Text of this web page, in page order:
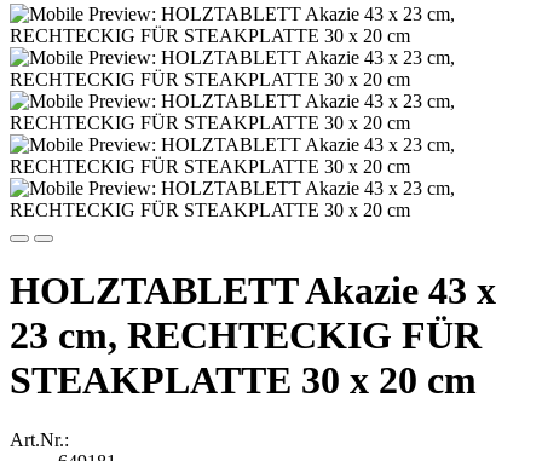
HOLZTABLETT Akazie 43 x
23 cm, RECHTECKIG FÜR
STEAKPLATTE 30 x 20 cm
Art.Nr.: